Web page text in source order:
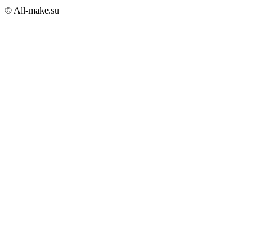
© All-make.su